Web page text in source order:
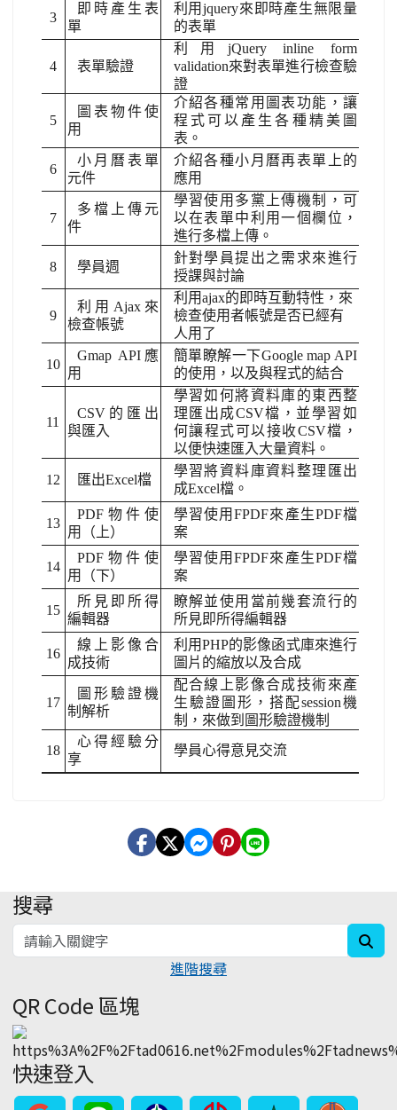
3
即時產生表
單
利用jquery來即時產生無限量
的表單
4 表單驗證
利用jQuery inline form
validation來對表單進行檢查驗
證
5
圖表物件使
用
介紹各種常用圖表功能，讓
程式可以產生各種精美圖
表。
6
小月曆表單
元件
介紹各種小月曆再表單上的
應用
7
多檔上傳元
件
學習使用多黨上傳機制，可
以在表單中利用一個欄位，
進行多檔上傳。
8 學員週
針對學員提出之需求來進行
授課與討論
9
利用Ajax來
檢查帳號
利用ajax的即時互動特性，來
檢查使用者帳號是否已經有
人用了
10
Gmap API應
用
簡單瞭解一下Google map API
的使用，以及與程式的結合
11
CSV的匯出
與匯入
學習如何將資料庫的東西整
理匯出成CSV檔，並學習如
何讓程式可以接收CSV檔，
以便快速匯入大量資料。
12 匯出Excel檔
學習將資料庫資料整理匯出
成Excel檔。
13
PDF物件使
用（上）
學習使用FPDF來產生PDF檔
案
14
PDF物件使
用（下）
學習使用FPDF來產生PDF檔
案
15
所見即所得
編輯器
瞭解並使用當前幾套流行的
所見即所得編輯器
16
線上影像合
成技術
利用PHP的影像函式庫來進行
圖片的縮放以及合成
17
圖形驗證機
制解析
配合線上影像合成技術來產
生驗證圖形，搭配session機
制，來做到圖形驗證機制
18
心得經驗分
享
學員心得意見交流
:::
搜尋
進階搜尋
QR Code 區塊
快速登入